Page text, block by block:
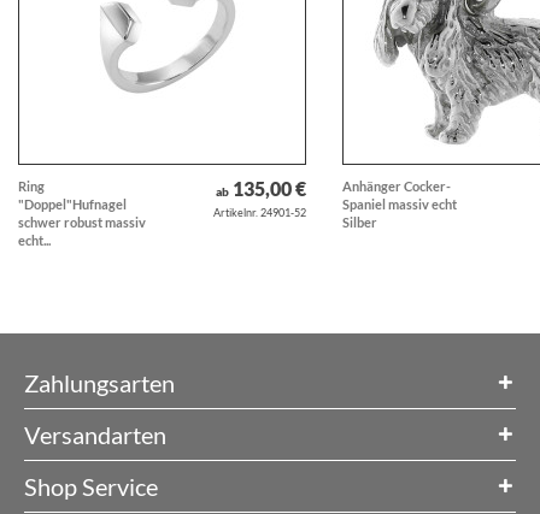
Ring
"Doppel"Hufnagel
schwer robust massiv
echt...
ab135,00 €
Artikelnr. 24901-52
Anhänger Cocker-
Spaniel massiv echt
Silber
Zahlungsarten
Versandarten
Shop Service